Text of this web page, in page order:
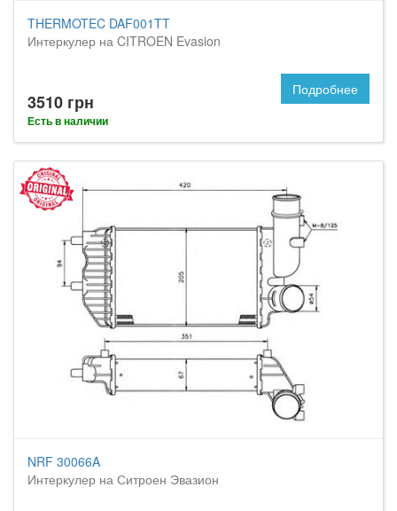
THERMOTEC DAF001TT
Интеркулер на CITROEN Evasion
3510 грн
Есть в наличии
Подробнее
NRF 30066A
Интеркулер на Ситроен Эвазион